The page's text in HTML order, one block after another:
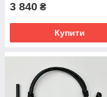
3 840 ₴
Купити